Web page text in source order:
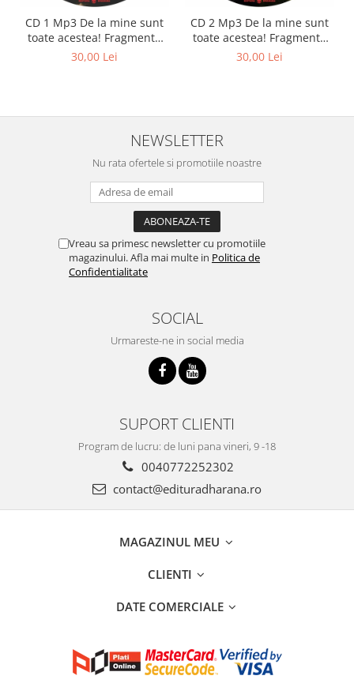
CD 1 Mp3 De la mine sunt
toate acestea! Fragmente
din cărțile lui Marius Ghidel
30,00 Lei
CD 2 Mp3 De la mine sunt
toate acestea! Fragmente
din cărțile lui Marius Ghidel
30,00 Lei
NEWSLETTER
Nu rata ofertele si promotiile noastre
Vreau sa primesc newsletter cu promotiile
magazinului. Afla mai multe in Politica de
Confidentialitate
SOCIAL
Urmareste-ne in social media
SUPORT CLIENTI
Program de lucru: de luni pana vineri, 9 -18
0040772252302
contact@edituradharana.ro
MAGAZINUL MEU
CLIENTI
DATE COMERCIALE